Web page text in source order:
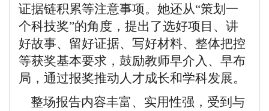
证据链积累等注意事项。她还从“策划一
个科技奖”的角度，提出了选好项目、讲
好故事、留好证据、写好材料、整体把控
等获奖基本要求，鼓励教师早介入、早布
局，通过报奖推动人才成长和学科发展。
整场报告内容丰富、实用性强，受到与